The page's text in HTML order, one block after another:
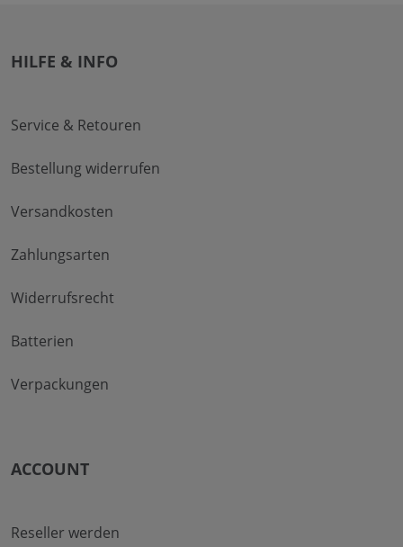
HILFE & INFO
Service & Retouren
Bestellung widerrufen
Versandkosten
Zahlungsarten
Widerrufsrecht
Batterien
Verpackungen
ACCOUNT
Reseller werden